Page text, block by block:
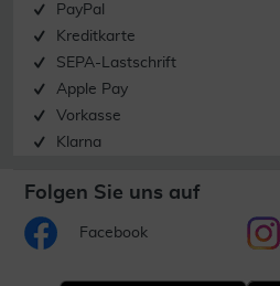
PayPal
Kreditkarte
SEPA-Lastschrift
Apple Pay
Vorkasse
Klarna
Folgen Sie uns auf
Facebook